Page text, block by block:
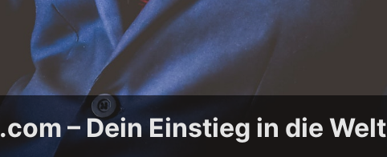
– Dein Einstieg in die Welt